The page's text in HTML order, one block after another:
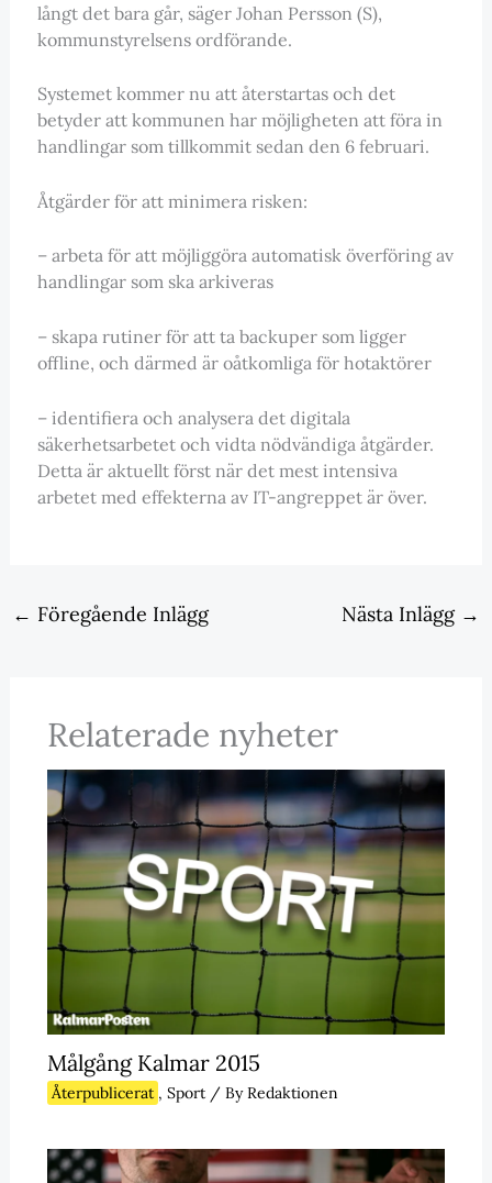
långt det bara går, säger Johan Persson (S),
kommunstyrelsens ordförande.
Systemet kommer nu att återstartas och det
betyder att kommunen har möjligheten att föra in
handlingar som tillkommit sedan den 6 februari.
Åtgärder för att minimera risken:
– arbeta för att möjliggöra automatisk överföring av
handlingar som ska arkiveras
– skapa rutiner för att ta backuper som ligger
offline, och därmed är oåtkomliga för hotaktörer
– identifiera och analysera det digitala
säkerhetsarbetet och vidta nödvändiga åtgärder.
Detta är aktuellt först när det mest intensiva
arbetet med effekterna av IT-angreppet är över.
← Föregående Inlägg Nästa Inlägg →
Relaterade nyheter
Målgång Kalmar 2015
Återpublicerat , Sport/ ByRedaktionen